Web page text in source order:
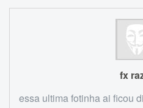
fx
essa ultima fotinha ai ficou